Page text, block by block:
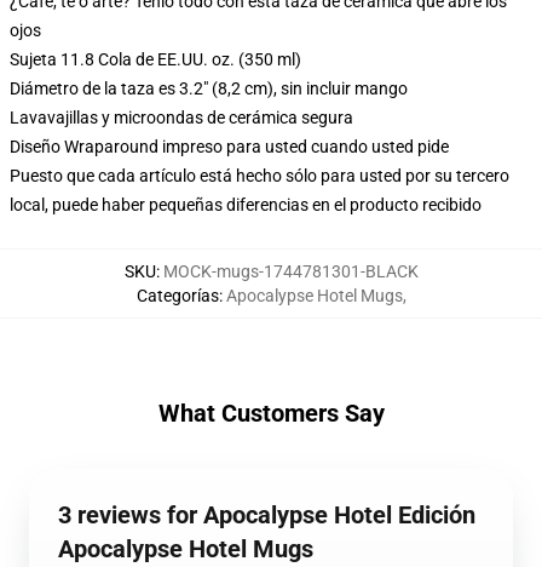
ojos
Sujeta 11.8 Cola de EE.UU. oz. (350 ml)
Diámetro de la taza es 3.2" (8,2 cm), sin incluir mango
Lavavajillas y microondas de cerámica segura
Diseño Wraparound impreso para usted cuando usted pide
Puesto que cada artículo está hecho sólo para usted por su tercero
local, puede haber pequeñas diferencias en el producto recibido
SKU: MOCK-mugs-1744781301-BLACK
Categorías:Apocalypse Hotel Mugs,
What Customers Say
3 reviews for Apocalypse Hotel Edición
Apocalypse Hotel Mugs